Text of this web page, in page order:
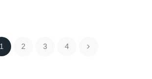
1 2 3 4